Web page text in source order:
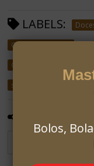
LABELS:
Queques cenoura
Queques de Cenoura
sem açúcar refinado
Bolos,